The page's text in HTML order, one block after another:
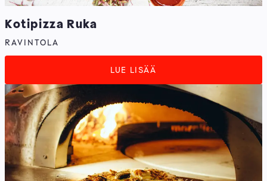
Kotipizza Ruka
RAVINTOLA
LUE LISÄÄ